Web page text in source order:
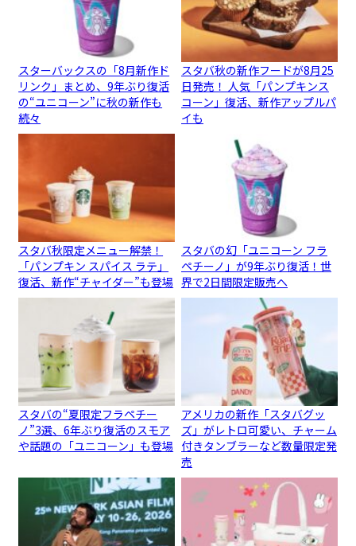
スターバックスの「8月新作ド
リンク」まとめ、9年ぶり復活
の“ユニコーン”に秋の新作も
続々
スタバ秋の新作フードが8月25
日発売！ 人気「パンプキンス
コーン」復活、新作アップルパ
イも
スタバ秋限定メニュー解禁！
「パンプキン スパイス ラテ」
復活、新作“チャイダー”も登場
スタバの幻「ユニコーン フラ
ペチーノ」が9年ぶり復活！世
界で2日間限定販売へ
スタバの“夏限定フラペチー
ノ”3選、6年ぶり復活のスモア
や話題の「ユニコーン」も登場
アメリカの新作「スタバグッ
ズ」がレトロ可愛い、チャーム
付きタンブラーなど数量限定発
売